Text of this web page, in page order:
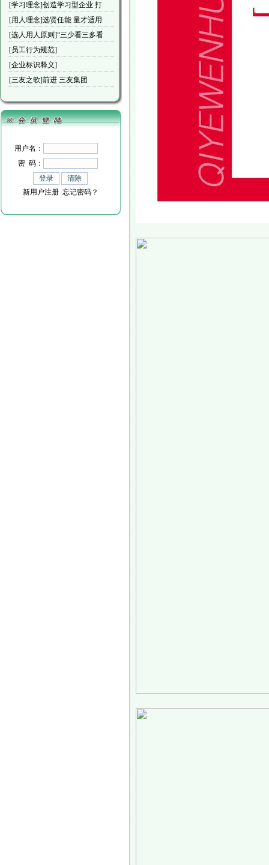
[学习理念]创造学习型企业 打
[用人理念]选贤任能 量才适用
[选人用人原则]“三少看三多看
[员工行为规范]
[企业标识释义]
[三友之歌]前进 三友集团
用户名：
密 码：
新用户注册 忘记密码？